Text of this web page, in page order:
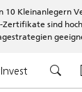
10 Kleinanlegern
sind